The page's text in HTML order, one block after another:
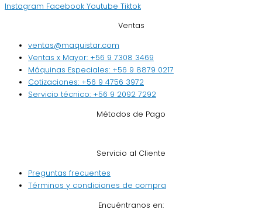
Instagram Facebook Youtube Tiktok
Ventas
ventas@maquistar.com
Ventas x Mayor: +56 9 7308 3469
Máquinas Especiales: +56 9 8879 0217
Cotizaciones: +56 9 4756 3972
Servicio técnico: +56 9 2092 7292
Métodos de Pago
Servicio al Cliente
Preguntas frecuentes
Términos y condiciones de compra
Encuéntranos en: